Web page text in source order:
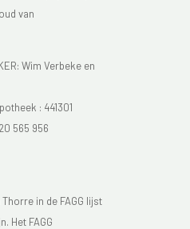
van
Wim Verbeke en
: 441301
565 956
in de FAGG lijst
Het FAGG